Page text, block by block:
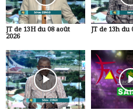
JT de 13H du 08 août
2026
JT de 13h du